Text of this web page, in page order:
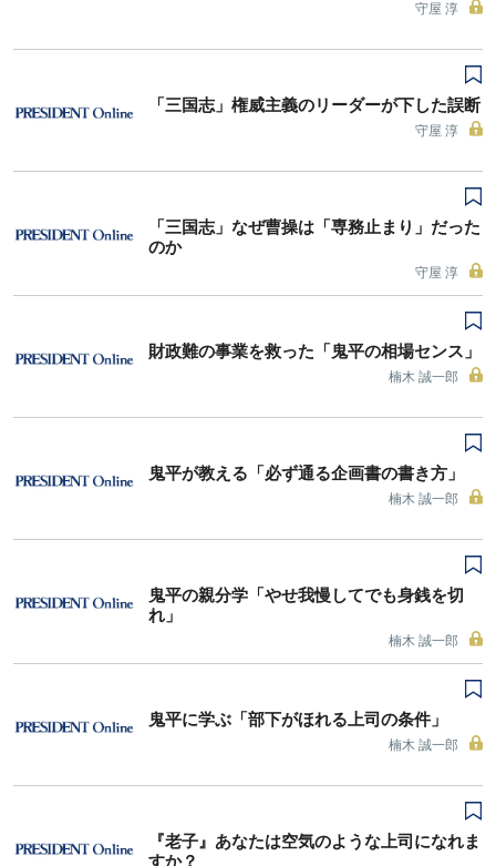
守屋 淳
「三国志」権威主義のリーダーが下した誤断
守屋 淳
「三国志」なぜ曹操は「専務止まり」だった
のか
守屋 淳
財政難の事業を救った「鬼平の相場センス」
楠木 誠一郎
鬼平が教える「必ず通る企画書の書き方」
楠木 誠一郎
鬼平の親分学「やせ我慢してでも身銭を切
れ」
楠木 誠一郎
鬼平に学ぶ「部下がほれる上司の条件」
楠木 誠一郎
『老子』あなたは空気のような上司になれま
すか？